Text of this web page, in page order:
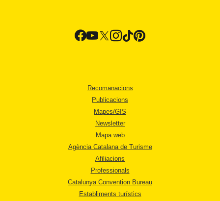
Recomanacions
Publicacions
Mapes/GIS
Newsletter
Mapa web
Agència Catalana de Turisme
Afiliacions
Professionals
Catalunya Convention Bureau
Establiments turístics